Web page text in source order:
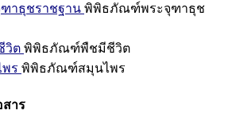
าธุชราชฐาน พิพิธภัณฑ์พระจุฑาธุช
วิต พิพิธภัณฑ์พืชมีชีวิต
ร พิพิธภัณฑ์สมุนไพร
สาร